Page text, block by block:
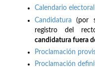
Calendario electoral
Candidatura (por
registro del
candidatura fuera
Proclamación
Proclamación